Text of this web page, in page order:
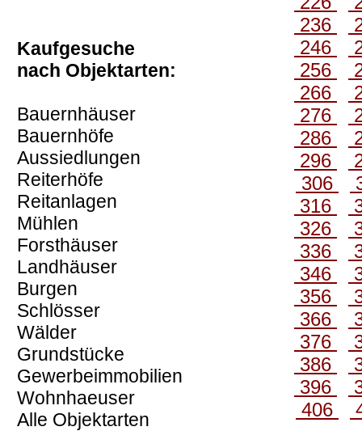
Kaufgesuche
nach Objektarten:
Bauernhäuser
Bauernhöfe
Aussiedlungen
Reiterhöfe
Reitanlagen
Mühlen
Forsthäuser
Landhäuser
Burgen
Schlösser
Wälder
Grundstücke
Gewerbeimmobilien
Wohnhaeuser
Alle Objektarten
236
246
256
266
276
286
296
306
316
326
336
346
356
366
376
386
396
406